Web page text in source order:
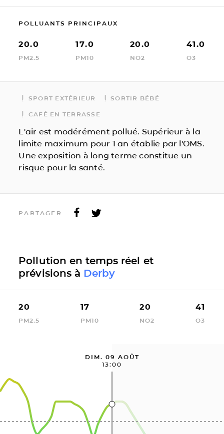
POLLUANTS PRINCIPAUX
20.0
PM2.5
17.0
PM10
20.0
NO2
41.0
O3
SPORT EXTÉRIEUR SORTIR BÉBÉ
CAFÉ EN TERRASSE
L'air est modérément pollué. Supérieur à la
limite maximum pour 1 an établie par l'OMS.
Une exposition à long terme constitue un
risque pour la santé.
PARTAGER
Pollution en temps réel et
prévisions à Derby
20
PM2.5
17
PM10
20
NO2
41
O3
DIM. 09 AOÛT
13:00